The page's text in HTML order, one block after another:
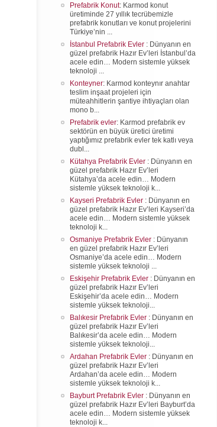
Prefabrik Konut: Karmod konut
üretiminde 27 yıllık tecrübemizle
prefabrik konutları ve konut projelerini
Türkiye’nin ...
İstanbul Prefabrik Evler : Dünyanın en
güzel prefabrik Hazır Ev’leri İstanbul’da
acele edin… Modern sistemle yüksek
teknoloji ...
Konteyner: Karmod konteynır anahtar
teslim inşaat projeleri için
müteahhitlerin şantiye ihtiyaçları olan
mono b...
Prefabrik evler: Karmod prefabrik ev
sektörün en büyük üretici üretimi
yaptığımız prefabrik evler tek katlı veya
dubl...
Kütahya Prefabrik Evler : Dünyanın en
güzel prefabrik Hazır Ev’leri
Kütahya’da acele edin… Modern
sistemle yüksek teknoloji k...
Kayseri Prefabrik Evler : Dünyanın en
güzel prefabrik Hazır Ev’leri Kayseri’da
acele edin… Modern sistemle yüksek
teknoloji k...
Osmaniye Prefabrik Evler : Dünyanın
en güzel prefabrik Hazır Ev’leri
Osmaniye’da acele edin… Modern
sistemle yüksek teknoloji ...
Eskişehir Prefabrik Evler : Dünyanın en
güzel prefabrik Hazır Ev’leri
Eskişehir’da acele edin… Modern
sistemle yüksek teknoloji...
Balıkesir Prefabrik Evler : Dünyanın en
güzel prefabrik Hazır Ev’leri
Balıkesir’da acele edin… Modern
sistemle yüksek teknoloji...
Ardahan Prefabrik Evler : Dünyanın en
güzel prefabrik Hazır Ev’leri
Ardahan’da acele edin… Modern
sistemle yüksek teknoloji k...
Bayburt Prefabrik Evler : Dünyanın en
güzel prefabrik Hazır Ev’leri Bayburt’da
acele edin… Modern sistemle yüksek
teknoloji k...